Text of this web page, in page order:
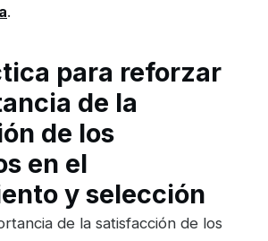
.
para reforzar
de la
de los
en el
y selección
de la satisfacción de los